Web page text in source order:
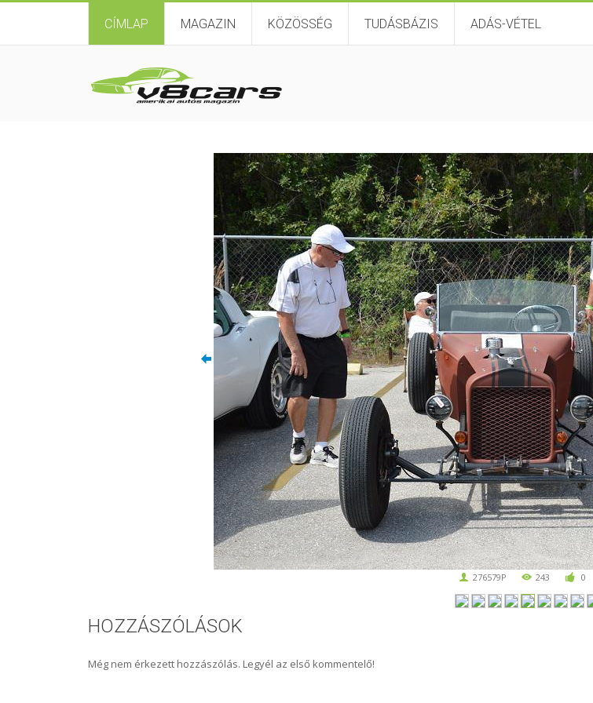
CÍMLAP MAGAZIN KÖZÖSSÉG TUDÁSBÁZIS ADÁS-VÉTEL
276579P 243 0
HOZZÁSZÓLÁSOK
Még nem érkezett hozzászólás. Legyél az első kommentelő!